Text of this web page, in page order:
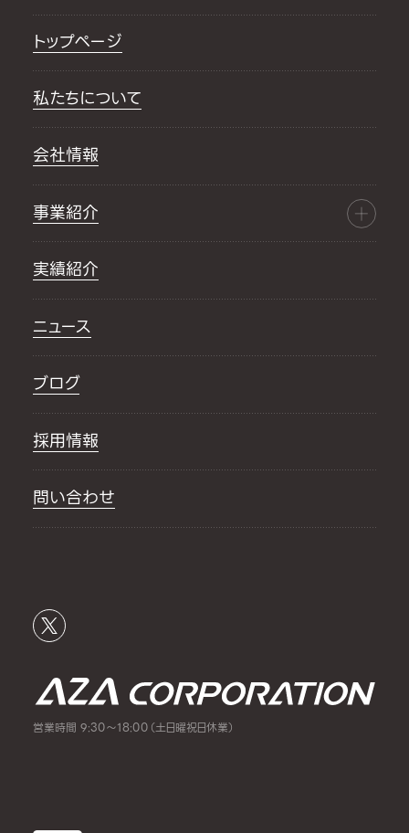
トップページ
私たちについて
会社情報
事業紹介
実績紹介
ニュース
ブログ
採用情報
問い合わせ
営業時間 9:30～18:00（土日曜祝日休業）